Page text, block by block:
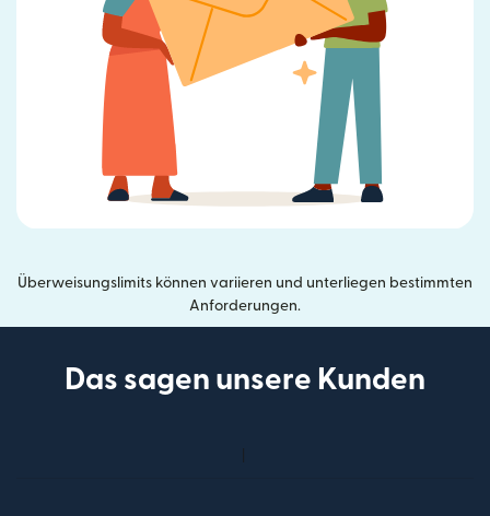
Überweisungslimits können variieren und unterliegen bestimmten
Anforderungen.
Das sagen unsere Kunden